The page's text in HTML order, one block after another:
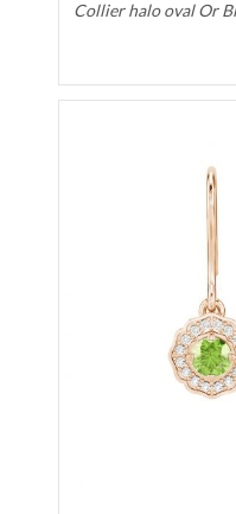
Collier halo oval Or